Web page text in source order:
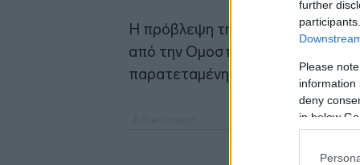
further
Please
information
deny
in below
Η πρόβλεψη της JP Morgan
από την Ομοσπονδιακή Τράπεζα
παρατεταμένη παύση.